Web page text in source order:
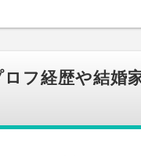
フ経歴や結婚